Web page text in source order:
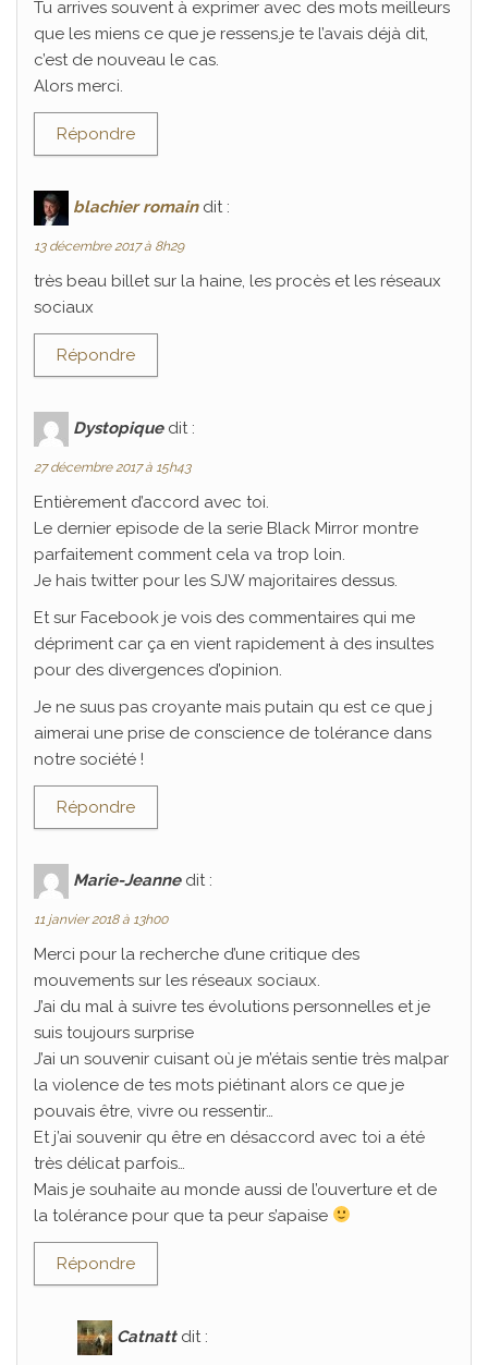
Tu arrives souvent à exprimer avec des mots meilleurs
que les miens ce que je ressens.je te l’avais déjà dit,
c’est de nouveau le cas.
Alors merci.
Répondre
blachier romain dit :
13 décembre 2017 à 8h29
très beau billet sur la haine, les procès et les réseaux
sociaux
Répondre
Dystopique dit :
27 décembre 2017 à 15h43
Entièrement d’accord avec toi.
Le dernier episode de la serie Black Mirror montre
parfaitement comment cela va trop loin.
Je hais twitter pour les SJW majoritaires dessus.
Et sur Facebook je vois des commentaires qui me
dépriment car ça en vient rapidement à des insultes
pour des divergences d’opinion.
Je ne suus pas croyante mais putain qu est ce que j
aimerai une prise de conscience de tolérance dans
notre société !
Répondre
Marie-Jeanne dit :
11 janvier 2018 à 13h00
Merci pour la recherche d’une critique des
mouvements sur les réseaux sociaux.
J’ai du mal à suivre tes évolutions personnelles et je
suis toujours surprise
J’ai un souvenir cuisant où je m’étais sentie très malpar
la violence de tes mots piétinant alors ce que je
pouvais être, vivre ou ressentir…
Et j’ai souvenir qu être en désaccord avec toi a été
très délicat parfois…
Mais je souhaite au monde aussi de l’ouverture et de
la tolérance pour que ta peur s’apaise
Répondre
Catnatt dit :